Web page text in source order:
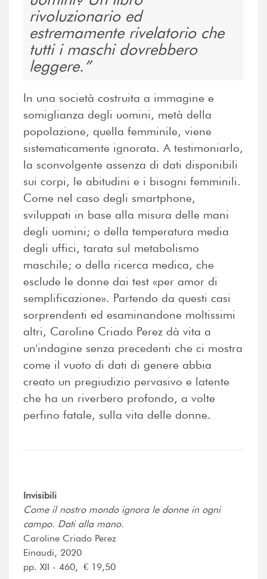
rivoluzionario ed
estremamente rivelatorio che
tutti i maschi dovrebbero
leggere.
In una società costruita a immagine e
somiglianza degli uomini, metà della
popolazione, quella femminile, viene
sistematicamente ignorata. A testimoniarlo,
la sconvolgente assenza di dati disponibili
sui corpi, le abitudini e i bisogni femminili.
Come nel caso degli smartphone,
sviluppati in base alla misura delle mani
degli uomini; o della temperatura media
degli uffici, tarata sul metabolismo
maschile; o della ricerca medica, che
esclude le donne dai test «per amor di
semplificazione». Partendo da questi casi
sorprendenti ed esaminandone moltissimi
altri, Caroline Criado Perez dà vita a
un'indagine senza precedenti che ci mostra
come il vuoto di dati di genere abbia
creato un pregiudizio pervasivo e latente
che ha un riverbero profondo, a volte
perfino fatale, sulla vita delle donne.
Invisibili
Come il nostro mondo ignora le donne in ogni
campo. Dati alla mano.
Caroline Criado Perez
Einaudi, 2020
pp. XII - 460, € 19,50